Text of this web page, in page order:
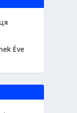
Éve